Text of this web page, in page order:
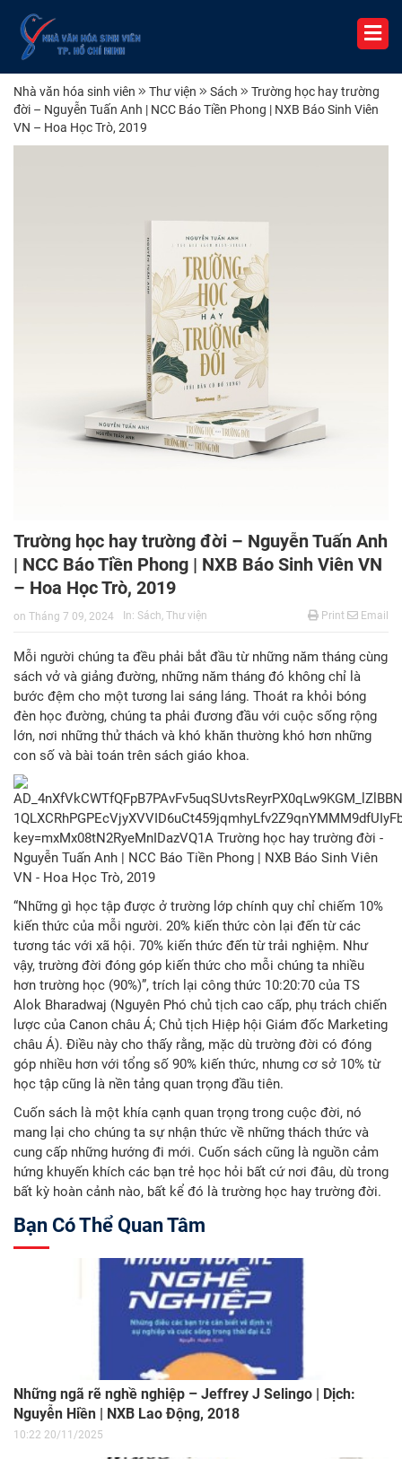
Nhà văn hóa sinh viên Thư viện Sách
Trường học hay trường
đời – Nguyễn Tuấn Anh | NCC Báo Tiền Phong | NXB Báo Sinh Viên
VN – Hoa Học Trò, 2019
Trường học hay trường đời – Nguyễn Tuấn Anh
| NCC Báo Tiền Phong | NXB Báo Sinh Viên VN
– Hoa Học Trò, 2019
on Tháng 7 09, 2024 In: Sách, Thư viện Print Email
Mỗi người chúng ta đều phải bắt đầu từ những năm tháng cùng
sách vở và giảng đường, những năm tháng đó không chỉ là
bước đệm cho một tương lai sáng láng. Thoát ra khỏi bóng
đèn học đường, chúng ta phải đương đầu với cuộc sống rộng
lớn, nơi những thử thách và khó khăn thường khó hơn những
con số và bài toán trên sách giáo khoa.
“Những gì học tập được ở trường lớp chính quy chỉ chiếm 10%
kiến thức của mỗi người. 20% kiến thức còn lại đến từ các
tương tác với xã hội. 70% kiến thức đến từ trải nghiệm. Như
vậy, trường đời đóng góp kiến thức cho mỗi chúng ta nhiều
hơn trường học (90%)”, trích lại công thức 10:20:70 của TS
Alok Bharadwaj (Nguyên Phó chủ tịch cao cấp, phụ trách chiến
lược của Canon châu Á; Chủ tịch Hiệp hội Giám đốc Marketing
châu Á). Điều này cho thấy rằng, mặc dù trường đời có đóng
góp nhiều hơn với tổng số 90% kiến thức, nhưng cơ sở 10% từ
học tập cũng là nền tảng quan trọng đầu tiên.
Cuốn sách là một khía cạnh quan trọng trong cuộc đời, nó
mang lại cho chúng ta sự nhận thức về những thách thức và
cung cấp những hướng đi mới. Cuốn sách cũng là nguồn cảm
hứng khuyến khích các bạn trẻ học hỏi bất cứ nơi đâu, dù trong
bất kỳ hoàn cảnh nào, bất kể đó là trường học hay trường đời.
Bạn Có Thể Quan Tâm
Những ngã rẽ nghề nghiệp – Jeffrey J Selingo | Dịch:
Nguyễn Hiền | NXB Lao Động, 2018
10:22 20/11/2025